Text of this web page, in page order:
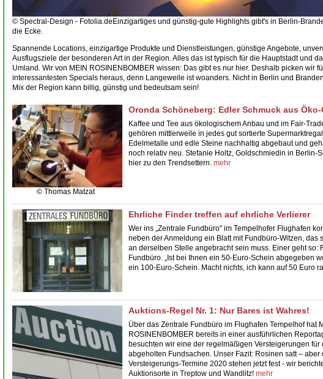
© Spectral-Design - Fotolia.de Einzigartiges und günstig-gute Highlights gibt's in Berlin-
die Ecke.
Spannende Locations, einzigartige Produkte und Dienstleistungen, günstige Angebote,
Ausflugsziele der besonderen Art in der Region. Alles das ist typisch für die Hauptstadt und
Umland. Wir von MEIN ROSINENBOMBER wissen: Das gibt es nur hier. Deshalb picken wir
interessantesten Specials heraus, denn Langeweile ist woanders. Nicht in Berlin und
Mix der Region kann billig, günstig und bedeutsam sein!
© Thomas Matzat
Oronda Schöneberg: Edler Schmuck aus Öko-
Kaffee und Tee aus ökologischem Anbau und im Fair-
gehören mittlerweile in jedes gut sortierte
Edelmetalle und edle Steine nachhaltig abgebaut und
noch relativ neu. Stefanie Holtz, Goldschmiedin in Berlin-
hier zu den Trendsettern. mehr
Ehrliche Finder treffen auf ehrliche Verlierer
Wer ins „Zentrale Fundbüro" im Tempelhofer Flughafen
neben der Anmeldung ein Blatt mit Fundbüro-Witzen, das
an derselben Stelle angebracht sein muss. Einer geht so:
Fundbüro. „Ist bei Ihnen ein 50-Euro-Schein abgegeben
ein 100-Euro-Schein. Macht nichts, ich kann auf 50 Euro
Auktions-Regel Nr. 1: Nur Bares ist Wahres!
Über das Zentrale Fundbüro im Flughafen Tempelhof hat
ROSINENBOMBER bereits in einer ausführlichen
besuchten wir eine der regelmäßigen Versteigerungen für
abgeholten Fundsachen. Unser Fazit: Rosinen satt – aber
Versteigerungs-Termine 2020 stehen jetzt fest - wir
Auktionsorte in Treptow und Wandlitz! mehr